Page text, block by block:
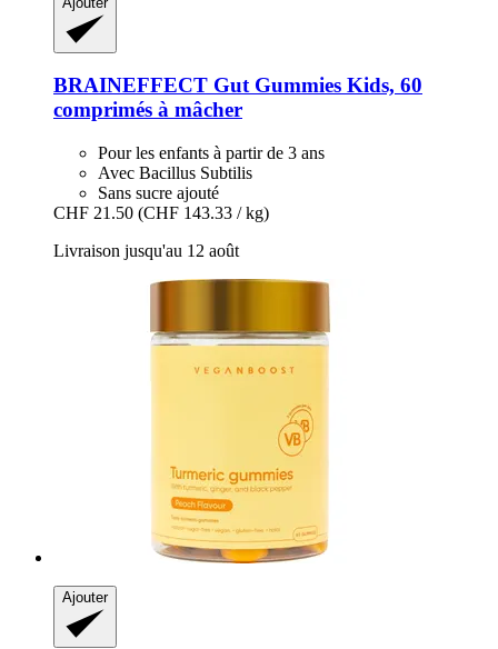
BRAINEFFECT Gut Gummies Kids, 60
comprimés à mâcher
Pour les enfants à partir de 3 ans
Avec Bacillus Subtilis
Sans sucre ajouté
CHF 21.50 (CHF 143.33 / kg)
Livraison jusqu'au 12 août
Ajouter